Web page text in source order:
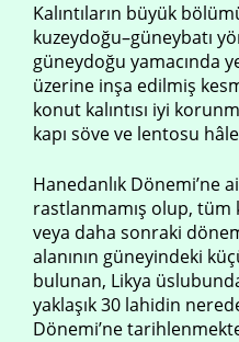
Kalıntıların büyük
kuzeydoğu–güneybatı
güneydoğu yamacında
üzerine inşa edilmiş
konut kalıntısı iyi
kapı söve ve lentosu
Hanedanlık Dönemi’ne
rastlanmamış olup, tüm
veya daha sonraki
alanının güneyindeki
bulunan, Likya
yaklaşık 30 lahidin
Dönemi’ne